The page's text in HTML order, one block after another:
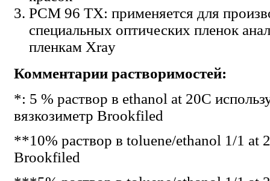
PCM 96 TX: применяется для
специальных оптических пленок
пленкам X­ray
Комментарии растворимостей:
*: 5 % раствор в ethanol at 20C
вязкозиметр Brookfiled
**10% раствор в toluene/ethanol 1/1 at
Brookfiled